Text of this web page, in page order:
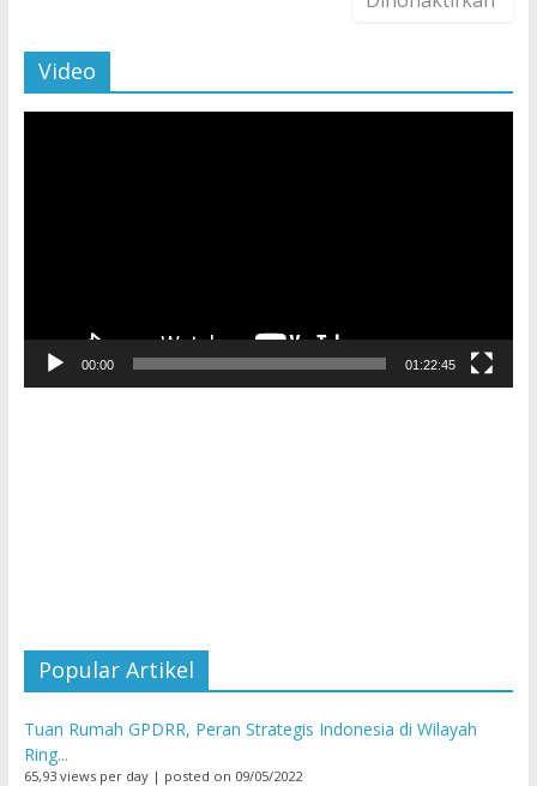
Video
00:00 01:22:45
Popular Artikel
Tuan Rumah GPDRR, Peran Strategis Indonesia di Wilayah
Ring...
65,93 views per day| posted on 09/05/2022